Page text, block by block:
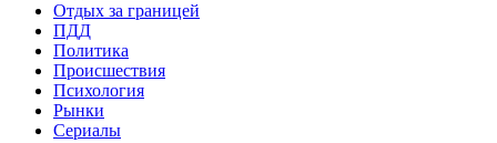
Отдых за границей
ПДД
Политика
Происшествия
Психология
Рынки
Сериалы